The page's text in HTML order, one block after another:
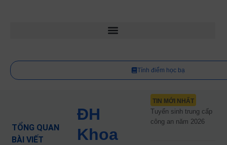
Tính điểm học bạ
TỔNG QUAN
BÀI VIẾT
ĐH
Khoa
TIN MỚI NHẤT
Tuyển sinh trung cấp
công an năm 2026